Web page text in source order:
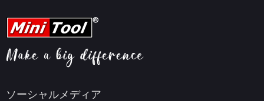
ソーシャルメディア
ビデオ変換ヒント
画面録画ヒント
知識ベース
ヘルプ